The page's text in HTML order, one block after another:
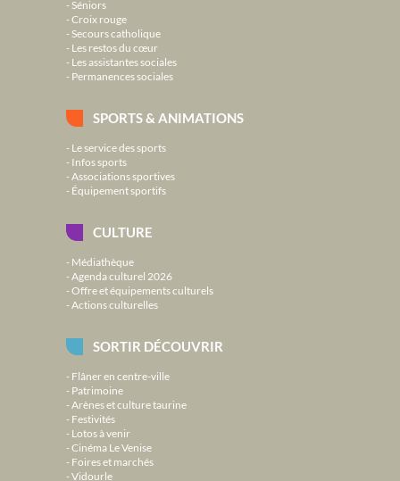
Séniors
Croix rouge
Secours catholique
Les restos du cœur
Les assistantes sociales
Permanences sociales
SPORTS & ANIMATIONS
Le service des sports
Infos sports
Associations sportives
Équipement sportifs
CULTURE
Médiathèque
Agenda culturel 2026
Offre et équipements culturels
Actions culturelles
SORTIR DÉCOUVRIR
Flâner en centre-ville
Patrimoine
Arènes et culture taurine
Festivités
Lotos à venir
Cinéma Le Venise
Foires et marchés
Vidourle